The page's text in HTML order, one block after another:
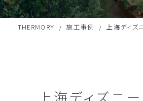
THERMORY /施工事例 /上海ディズ
上海ディズニ